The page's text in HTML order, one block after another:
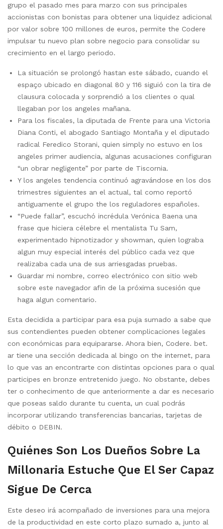
grupo el pasado mes para marzo con sus principales
accionistas con bonistas para obtener una liquidez adicional
por valor sobre 100 millones de euros, permite the Codere
impulsar tu nuevo plan sobre negocio para consolidar su
crecimiento en el largo periodo.
La situación se prolongó hastan este sábado, cuando el
espaço ubicado en diagonal 80 y 116 siguió con la tira de
clausura colocada y sorprendió a los clientes o qual
llegaban por los angeles mañana.
Para los fiscales, la diputada de Frente para una Victoria
Diana Conti, el abogado Santiago Montaña y el diputado
radical Feredico Storani, quien simply no estuvo en los
angeles primer audiencia, algunas acusaciones configuran
“un obrar negligente” por parte de Tiscornia.
Y los angeles tendencia continuó agravándose en los dos
trimestres siguientes an el actual, tal como reportó
antiguamente el grupo the los reguladores españoles.
“Puede fallar”, escuchó incrédula Verónica Baena una
frase que hiciera célebre el mentalista Tu Sam,
experimentado hipnotizador y showman, quien lograba
algun muy especial interés del público cada vez que
realizaba cada una de sus arriesgadas pruebas.
Guardar mi nombre, correo electrónico con sitio web
sobre este navegador afin de la próxima sucesión que
haga algun comentario.
Esta decidida a participar para esa puja sumado a sabe que
sus contendientes pueden obtener complicaciones legales
con económicas para equipararse. Ahora bien, Codere. bet.
ar tiene una sección dedicada al bingo on the internet, para
lo que vas an encontrarte con distintas opciones para o qual
participes en bronze entretenido juego. No obstante, debes
ter o conhecimento de que anteriormente a dar es necesario
que poseas saldo durante tu cuenta, un cual podrás
incorporar utilizando transferencias bancarias, tarjetas de
débito o DEBIN.
Quiénes Son Los Dueños Sobre La
Millonaria Estuche Que El Ser Capaz
Sigue De Cerca
Este deseo irá acompañado de inversiones para una mejora
de la productividad en este corto plazo sumado a, junto al